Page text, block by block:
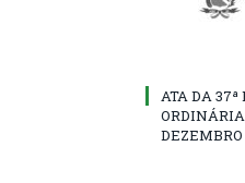
ATA DA 37ª